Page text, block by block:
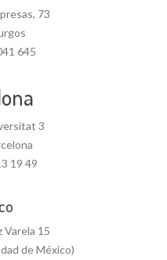
73
645
3
19 49
Varela 15
de México)